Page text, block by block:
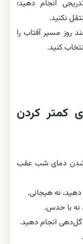
انجام دهید؛
نکنید.
روز مسیر آفتاب را
کنید.
کمتر کردن
شدن دمای شب عقب
نه هیجانی.
نه با حدس.
انجام دهید.